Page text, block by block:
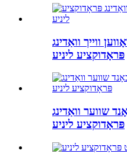
ווייך וואַדינג
פּראָדוקציע ליניע
שווער וואַדינג
פּראָדוקציע ליניע